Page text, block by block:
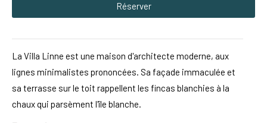
Réserver
La Villa Linne est une maison d'architecte moderne, aux
lignes minimalistes prononcées. Sa façade immaculée et
sa terrasse sur le toit rappellent les fincas blanchies à la
chaux qui parsèment l'île blanche.